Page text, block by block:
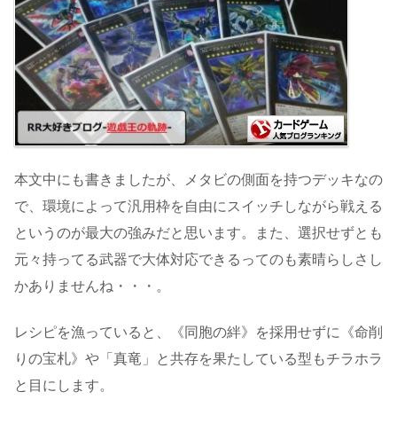
本文中にも書きましたが、メタビの側面を持つデッキなの
で、環境によって汎用枠を自由にスイッチしながら戦える
というのが最大の強みだと思います。また、選択せずとも
元々持ってる武器で大体対応できるってのも素晴らしさし
かありませんね・・・。
レシピを漁っていると、《同胞の絆》を採用せずに《命削
りの宝札》や「真竜」と共存を果たしている型もチラホラ
と目にします。